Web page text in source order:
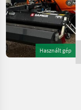
Kommunális
gépek/eszközök
Kommunalis
Gepek
Kommunalis
Jarmuvek
Használt gép